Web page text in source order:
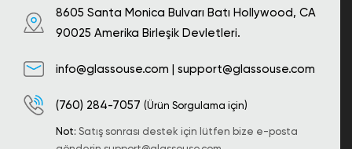
8605 Santa Monica Bulvarı Batı Hollywood, CA
90025 Amerika Birleşik Devletleri.
info@glassouse.com | support@glassouse.com
(760) 284-7057 (Ürün Sorgulama için)
Not: Satış sonrası destek için lütfen bize e-posta